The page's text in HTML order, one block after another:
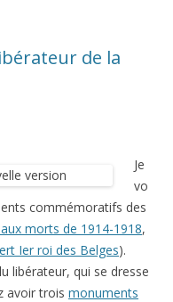
de la
Je
vo
commémoratifs des
morts de 1914-1918,
Ier roi des Belges).
libérateur, qui se dresse
avoir trois monuments